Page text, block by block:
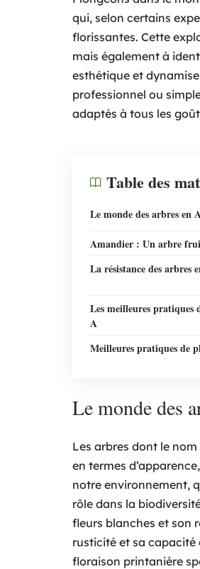
qui, selon certains
florissantes. Cette
mais également à
esthétique et
professionnel ou
adaptés à tous les
Table des
Le monde des arbres
Amandier : Un arbre
La résistance des arbres
Les meilleures pratiques
A
Meilleures pratiques de
Le monde des
Les arbres dont le
en termes
notre environnement,
rôle dans la
fleurs blanches et son
rusticité et sa capacité
floraison printanière